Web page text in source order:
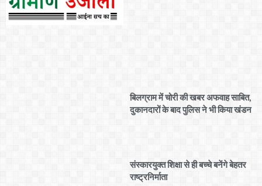
बिलग्राम में चोरी की खबर अफवाह साबित,
दुकानदारों के बाद पुलिस ने भी किया खंडन
संस्कारयुक्त शिक्षा से ही बच्चे बनेंगे बेहतर
राष्ट्रनिर्माता